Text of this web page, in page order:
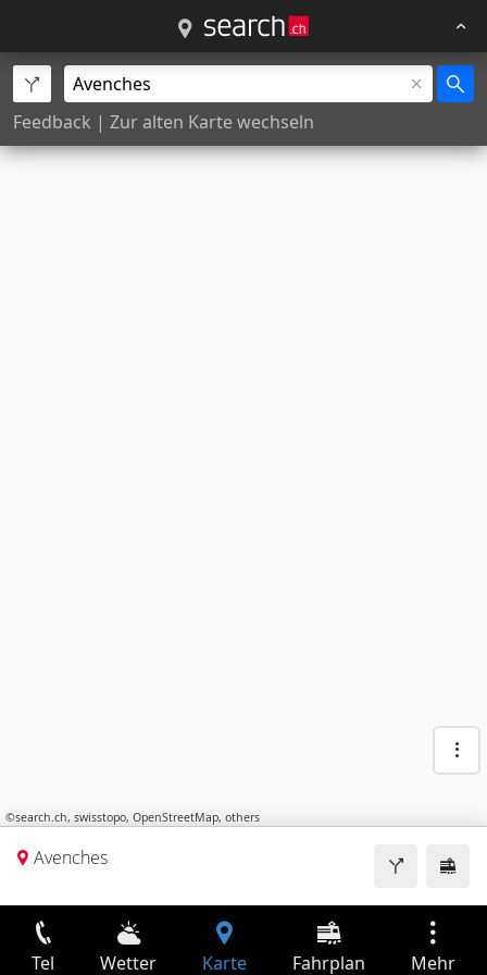
Feedback | Zur alten Karte wechseln
©search.ch, swisstopo, OpenStreetMap, others
Avenches
Tel Wetter Karte Fahrplan Mehr